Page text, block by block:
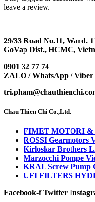
leave a review.
29/33 Road No.11, Ward.
GoVap Dist., HCMC,
0901 32 77 74
ZALO / WhatsApp / Viber
Chau Thien Chi Co.,Ltd.
FIMET MOTORI &
ROSSI Gearmotors
Kirloskar Brothers
Marzocchi Pompe
KRAL Screw Pump
UFI FILTERS
Facebook-f Twitter